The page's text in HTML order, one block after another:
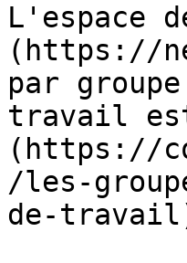
L'espace
(https://
par
travail
(https://
/les-
de-